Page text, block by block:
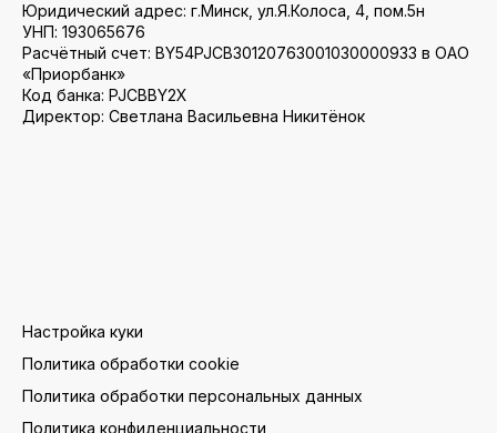
Юридический адрес: г.Минск, ул.Я.Колоса, 4, пом.5н
УНП: 193065676
Расчётный счет: BY54PJCB30120763001030000933 в ОАО
«Приорбанк»
Код банка: PJCBBY2X
Директор: Светлана Васильевна Никитёнок
Настройка куки
Политика обработки cookie
Политика обработки персональных данных
Политика конфиденциальности